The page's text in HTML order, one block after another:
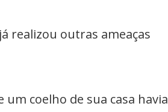
realizou outras ameaças
coelho de sua casa havia